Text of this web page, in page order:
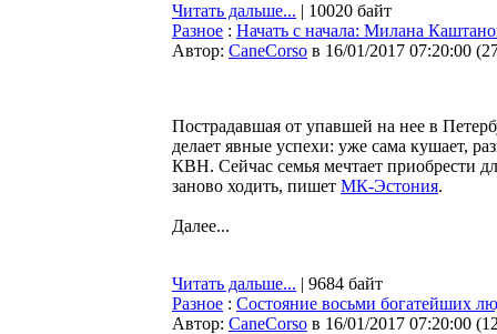
Читать дальше... | 10020 байт
Разное : Начать с начала: Милана
Автор: CaneCorso в 16/01/2017 07:20:00 (
Пострадавшая от упавшей на нее в
делает явные успехи: уже сама кушает,
КВН. Сейчас семья мечтает приобрести
заново ходить, пишет МК-Эстония.
Далее...
Читать дальше... | 9684 байт
Разное : Cостояние восьми богатейших
Автор: CaneCorso в 16/01/2017 07:20:00 (